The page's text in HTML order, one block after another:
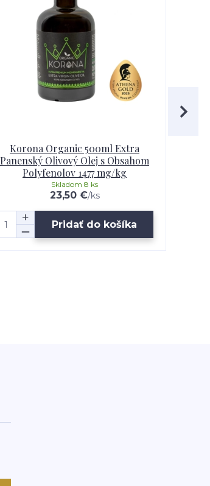
Korona Organic 500ml Extra
Panenský Olivový Olej s Obsahom
Polyfenolov 1477 mg/kg
23,50 €/ks
Skladom 8 ks
Pridať do košíka